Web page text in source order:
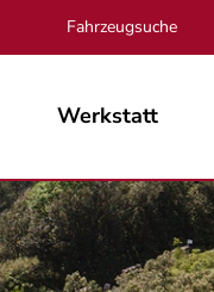
Fahrzeugsuche
Werkstatt